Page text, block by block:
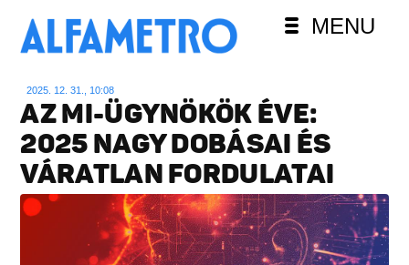
MENU
2025. 12. 31., 10:08
AZ MI-ÜGYNÖKÖK ÉVE:
2025 NAGY DOBÁSAI ÉS
VÁRATLAN FORDULATAI